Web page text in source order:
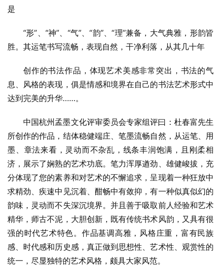
是
“形”、“神”、“气”、“韵”、“理”兼备，大气典雅，形韵皆
胜。其运笔书写流畅，表现自然，干净利落，从其几十年
创作的书法作品，体现艺术美感非常突出，书法的气
息、风格的表现，俱是情感和境界在自己的书法艺术形式中
达到完美的升华……。
中国杭州孟墨文化评审委员会专家组评曰：杜春富先生
所创作的作品，结体稳健端庄、笔墨流畅自然，从运笔、用
墨、章法来看，灵动而不杂乱，线条丰润饱满，且刚柔相
济，展示了娴熟的艺术功底。笔力浑厚遒劲、雄健峻拔，充
分体现了您的素养和对艺术的不懈追求，呈现着一种狂放中
求精劲、疾速中见沉着、酣畅中有敛抑，有一种似真似幻的
韵味，灵动而不失深沉境界。并且善于吸取前人经验和艺术
精华，师古不泥，大胆创新，既有传统书术风韵，又具有很
强的时代艺术特色。作品基调高雅，风格庄重，富有民族
感、时代感和历史感，真正做到思想性、艺术性、观赏性的
统一，尽显独特的艺术风格，颇具大家风范。